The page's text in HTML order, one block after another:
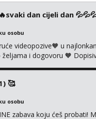
dan cijeli dan
osobu
videopozive🧡 u
i dogovoru 🧡
🥰
osobu
zabava koju ćeš probati!